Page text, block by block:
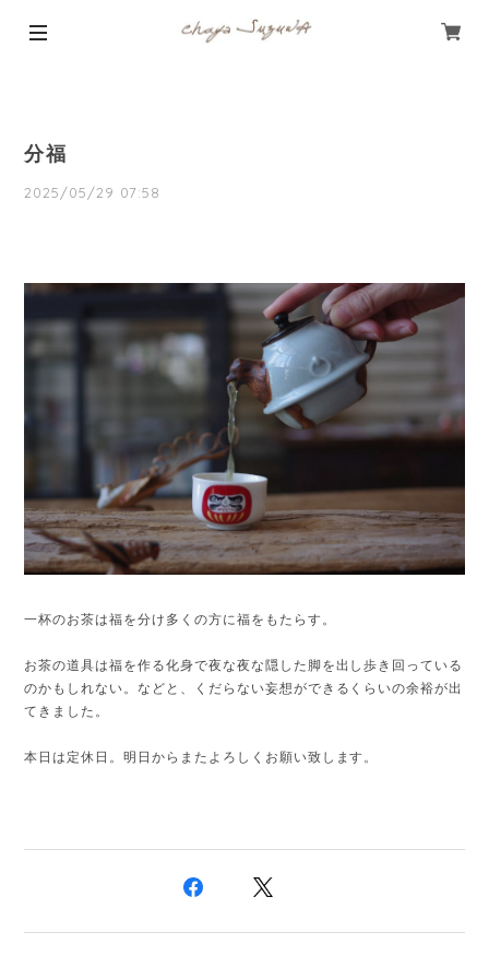
分福
2025/05/29 07:58
一杯のお茶は福を分け多くの方に福をもたらす。
お茶の道具は福を作る化身で夜な夜な隠した脚を出し歩き回っている
のかもしれない。などと、くだらない妄想ができるくらいの余裕が出
てきました。
本日は定休日。明日からまたよろしくお願い致します。